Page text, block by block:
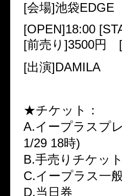
[会場]池袋EDGE
[OPEN]18:00
[前売り]3500円 [
[出演]DAMILA
★チケット：
A.イープラスプ
1/29 18時)
B.手売りチケッ
C.イープラス一
D.当日券